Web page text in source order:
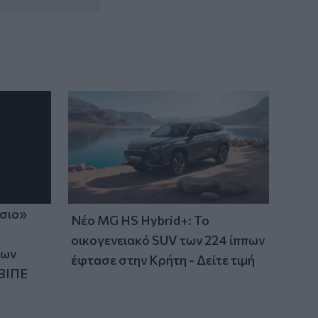
Νέο MG HS Hybrid+: Το
οικογενειακό SUV των 224 ίππων
έφτασε στην Κρήτη - Δείτε τιμή